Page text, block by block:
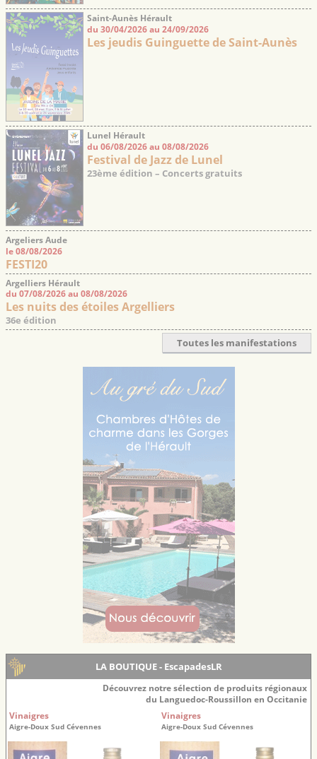
Saint-Aunès Hérault
du 30/04/2026 au 24/09/2026
Les jeudis Guinguette de Saint-Aunès
Lunel Hérault
du 06/08/2026 au 08/08/2026
Festival de Jazz de Lunel
23ème édition – Concerts gratuits
Argeliers Aude
le 08/08/2026
FESTI20
Argelliers Hérault
du 07/08/2026 au 08/08/2026
Les nuits des étoiles Argelliers
36e édition
Toutes les manifestations
LA BOUTIQUE - EscapadesLR
Découvrez notre sélection de produits régionaux
du Languedoc-Roussillon en Occitanie
Vinaigres
Aigre-Doux Sud Cévennes
Vinaigres
Aigre-Doux Sud Cévennes